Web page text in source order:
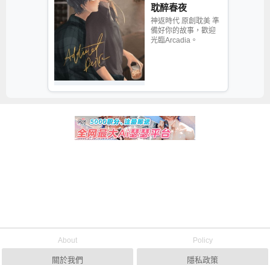
耽醉春夜
神返時代 原創耽美 準
備好你的故事，歡迎
光臨Arcadia。
About
關於我們
Policy
隱私政策